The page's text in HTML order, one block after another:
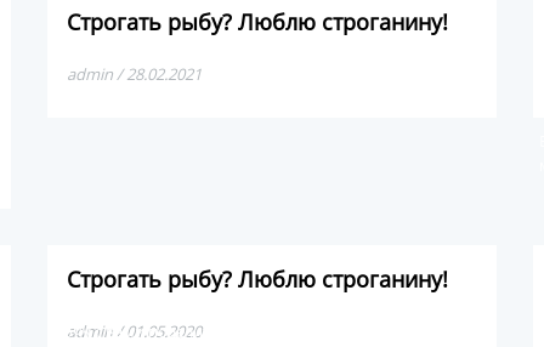
Строгать рыбу? Люблю строганину!
admin / 28.02.2021
Строгать рыбу? Люблю строганину!
Хочу с вами поделиться про один из лучших деликатесов
admin / 01.05.2020